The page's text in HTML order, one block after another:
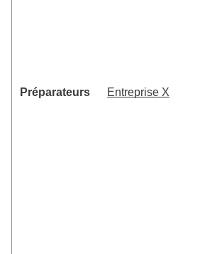
Préparateurs Entreprise X